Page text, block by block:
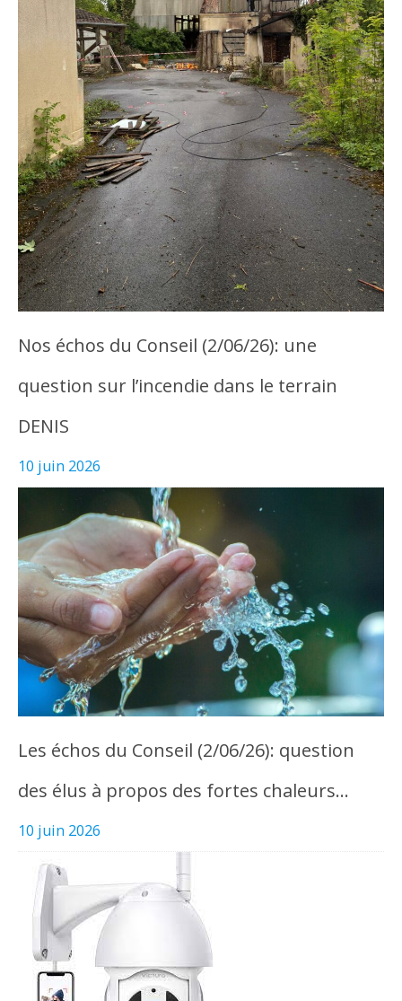
Nos échos du Conseil (2/06/26): une
question sur l’incendie dans le terrain
DENIS
10 juin 2026
Les échos du Conseil (2/06/26): question
des élus à propos des fortes chaleurs…
10 juin 2026